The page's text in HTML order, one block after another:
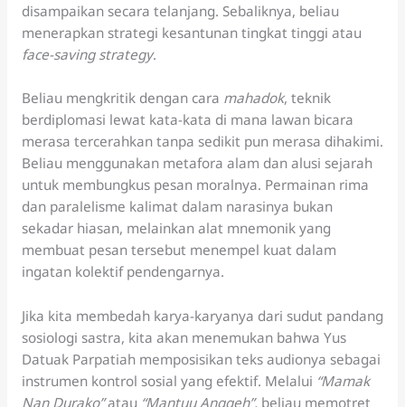
disampaikan secara telanjang. Sebaliknya, beliau
menerapkan strategi kesantunan tingkat tinggi atau
face-saving strategy.
Beliau mengkritik dengan cara mahadok, teknik
berdiplomasi lewat kata-kata di mana lawan bicara
merasa tercerahkan tanpa sedikit pun merasa dihakimi.
Beliau menggunakan metafora alam dan alusi sejarah
untuk membungkus pesan moralnya. Permainan rima
dan paralelisme kalimat dalam narasinya bukan
sekadar hiasan, melainkan alat mnemonik yang
membuat pesan tersebut menempel kuat dalam
ingatan kolektif pendengarnya.
Jika kita membedah karya-karyanya dari sudut pandang
sosiologi sastra, kita akan menemukan bahwa Yus
Datuak Parpatiah memposisikan teks audionya sebagai
instrumen kontrol sosial yang efektif. Melalui “Mamak
Nan Durako”atau “Mantuu Anggeh”, beliau memotret